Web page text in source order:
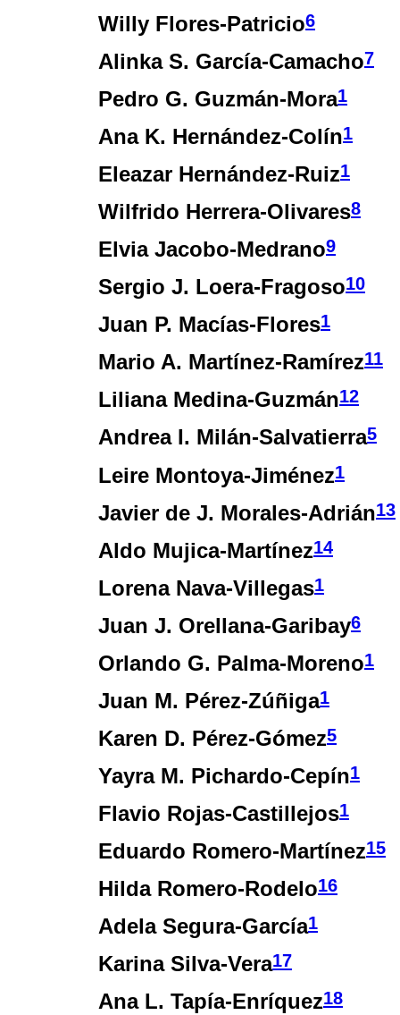
Willy Flores-Patricio6
Alinka S. García-Camacho7
Pedro G. Guzmán-Mora1
Ana K. Hernández-Colín1
Eleazar Hernández-Ruiz1
Wilfrido Herrera-Olivares8
Elvia Jacobo-Medrano9
Sergio J. Loera-Fragoso10
Juan P. Macías-Flores1
Mario A. Martínez-Ramírez11
Liliana Medina-Guzmán12
Andrea I. Milán-Salvatierra5
Leire Montoya-Jiménez1
Javier de J. Morales-Adrián13
Aldo Mujica-Martínez14
Lorena Nava-Villegas1
Juan J. Orellana-Garibay6
Orlando G. Palma-Moreno1
Juan M. Pérez-Zúñiga1
Karen D. Pérez-Gómez5
Yayra M. Pichardo-Cepín1
Flavio Rojas-Castillejos1
Eduardo Romero-Martínez15
Hilda Romero-Rodelo16
Adela Segura-García1
Karina Silva-Vera17
Ana L. Tapía-Enríquez18